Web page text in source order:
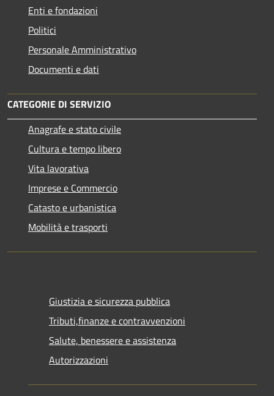
Enti e fondazioni
Politici
Personale Amministrativo
Documenti e dati
CATEGORIE DI SERVIZIO
Anagrafe e stato civile
Cultura e tempo libero
Vita lavorativa
Imprese e Commercio
Catasto e urbanistica
Mobilità e trasporti
Giustizia e sicurezza pubblica
Tributi,finanze e contravvenzioni
Salute, benessere e assistenza
Autorizzazioni